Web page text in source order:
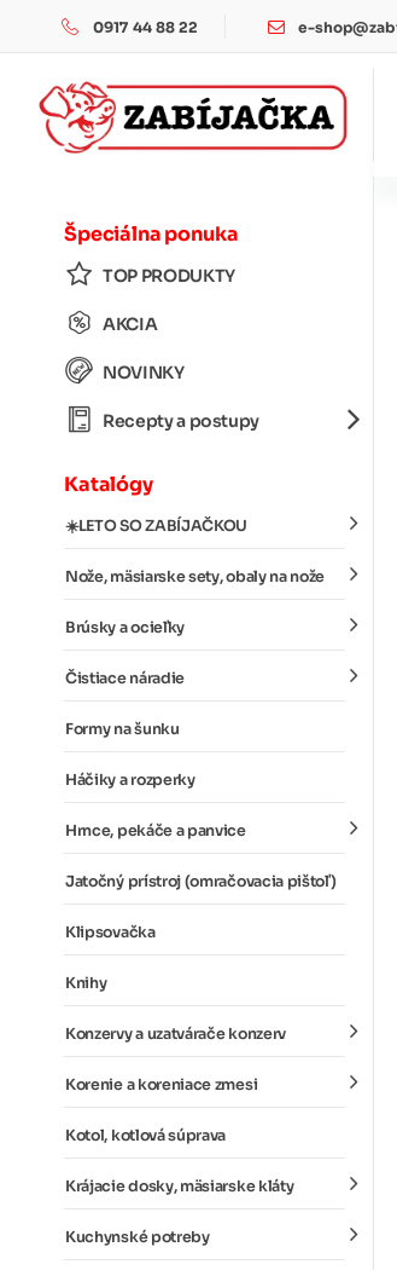
0917 44 88 22 e-
Špeciálna ponuka
TOP PRODUKTY
AKCIA
NOVINKY
Recepty a postupy
Katalógy
☀️LETO SO ZABÍJAČKOU
Nože, mäsiarske sety, obaly na nože
Brúsky a ocieľky
Čistiace náradie
Formy na šunku
Háčiky a rozperky
Hrnce, pekáče a panvice
Jatočný prístroj (omračovacia pištoľ)
Klipsovačka
Knihy
Konzervy a uzatvárače konzerv
Korenie a koreniace zmesi
Kotol, kotlová súprava
Krájacie dosky, mäsiarske kláty
Kuchynské potreby